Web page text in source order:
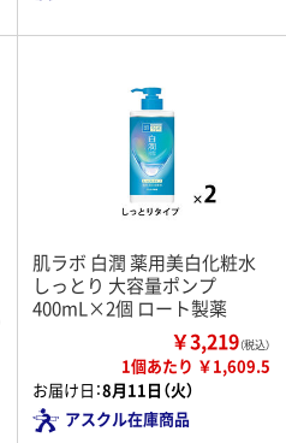
肌ラボ 白潤 薬用美白化粧水
しっとり 大容量ポンプ
400mL×2個 ロート製薬
￥3,219（税込）
1個あたり ￥1,609.5
お届け日：8月11日（火）
アスクル在庫商品